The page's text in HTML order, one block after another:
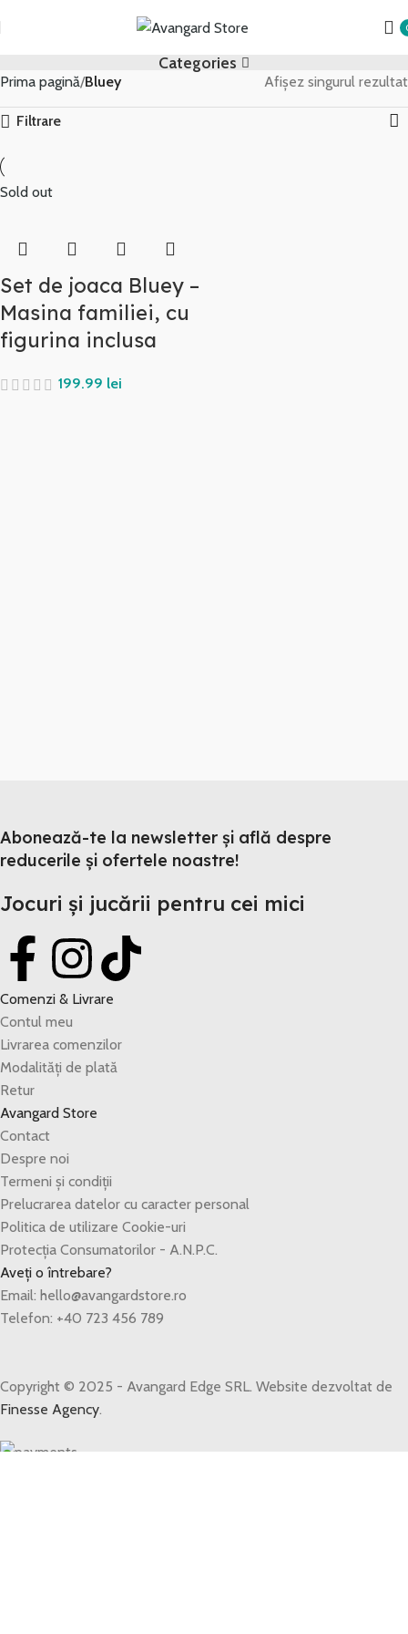
Categories
Prima pagină Bluey Afișez singurul rezultat
Filtrare
Sold out
Set de joaca Bluey –
Masina familiei, cu
figurina inclusa
lei
Abonează-te la newsletter și află despre
reducerile și ofertele noastre!
Jocuri și jucării pentru cei mici
Comenzi & Livrare
Contul meu
Livrarea comenzilor
Modalități de plată
Retur
Avangard Store
Contact
Despre noi
Termeni și condiții
Prelucrarea datelor cu caracter personal
Politica de utilizare Cookie-uri
Protecția Consumatorilor - A.N.P.C.
Aveți o întrebare?
Email: hello@avangardstore.ro
Telefon: +40 723 456 789
Copyright © 2025 - Avangard Edge SRL. Website dezvoltat de
Finesse Agency.